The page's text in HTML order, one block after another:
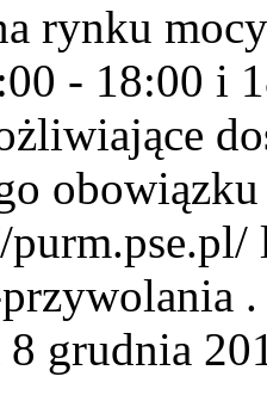
rynku
- 18:00 i
grudnia